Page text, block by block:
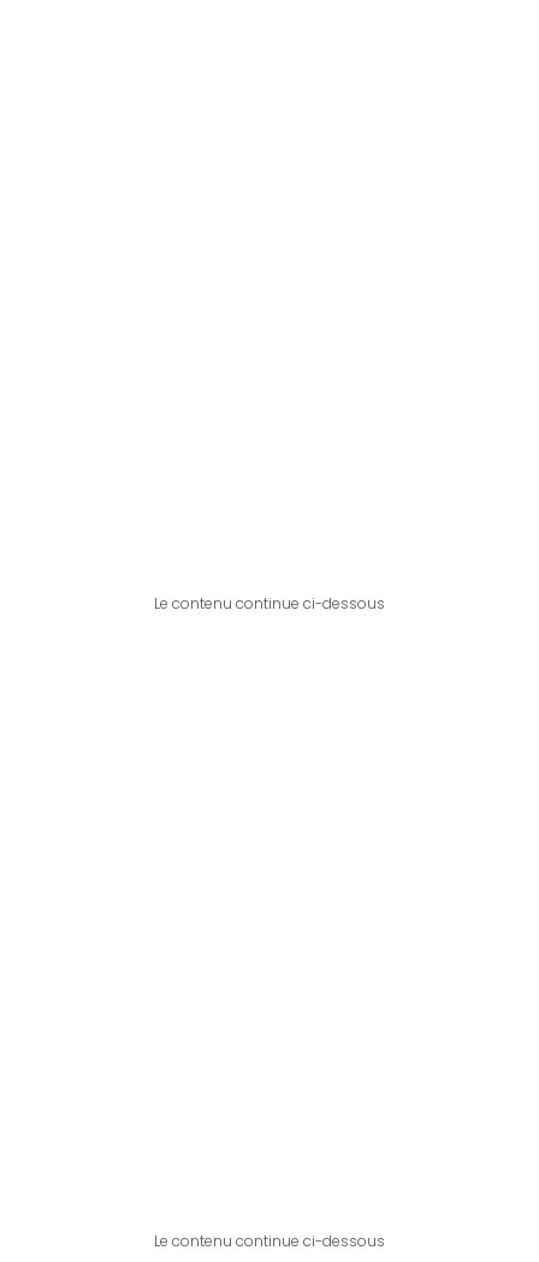
Le contenu continue ci-dessous
Le contenu continue ci-dessous